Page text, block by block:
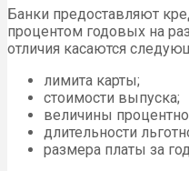
Банки предоставляют
процентом годовых на
отличия касаются
лимита карты;
стоимости выпуска;
величины
длительности
размера платы за